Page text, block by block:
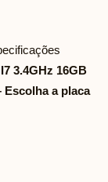
3.4GHz 16GB
Escolha a placa